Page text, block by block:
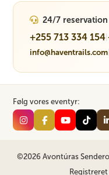
24/7
+255 713 334 154 |
info@haventrails.com
Følg vores eventyr:
©2026 Avontúras